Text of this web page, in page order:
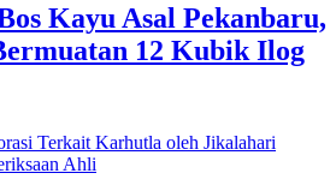
Kayu Asal Pekanbaru,
12 Kubik Ilog